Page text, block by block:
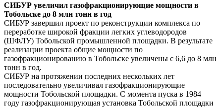
СИБУР увеличил газофракционирующие мощности в
Тобольске до 8 млн тонн в год
СИБУР завершил проект по реконструкции комплекса по
переработке широкой фракции легких углеводородов
(ШФЛУ) Тобольской промышленной площадки. В результате
реализации проекта общие мощности по
газофракционированию в Тобольске увеличены с 6,6 до 8 млн
тонн в год.
СИБУР на протяжении последних нескольких лет
последовательно увеличивал газофракционирующие
мощности Тобольской площадки. С момента пуска в 1984
году газофракционирующая установка Тобольской площадки